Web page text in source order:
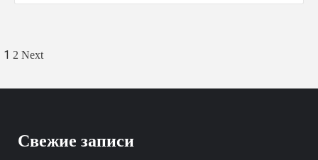
Пагинация
записей
1 2 Next
Свежие записи